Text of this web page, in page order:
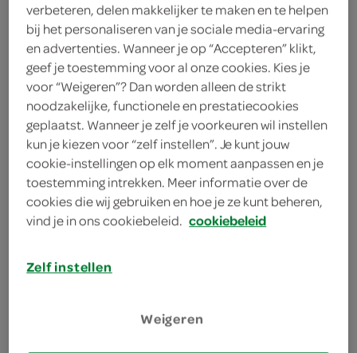
2.19
200 Gram
Let op: aanbiedingen zijn niet zichtbaar bij de
producten, maar worden wél automatisch
verwerkt in de winkelmand.
de koek- en banketspecialist
Proef de appel
Heerlijk voor bij de koffie of thee
verbeteren, delen makkelijker te maken en te helpen
bij het personaliseren van je sociale media-ervaring
en advertenties. Wanneer je op “Accepteren” klikt,
geef je toestemming voor al onze cookies. Kies je
voor “Weigeren”? Dan worden alleen de strikt
noodzakelijke, functionele en prestatiecookies
geplaatst. Wanneer je zelf je voorkeuren wil instellen
kun je kiezen voor “zelf instellen”. Je kunt jouw
cookie-instellingen op elk moment aanpassen en je
toestemming intrekken. Meer informatie over de
cookies die wij gebruiken en hoe je ze kunt beheren,
vind je in ons cookiebeleid. cookiebeleid
Zelf instellen
Weigeren